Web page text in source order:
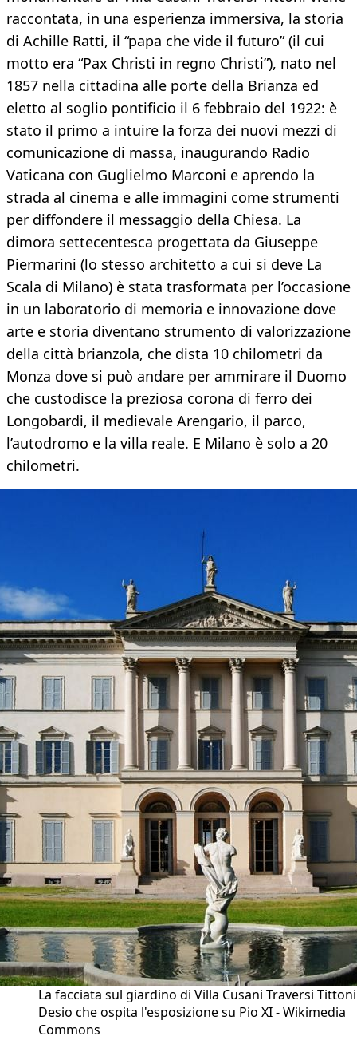
raccontata, in una esperienza immersiva, la storia
di Achille Ratti, il “papa che vide il futuro” (il cui
motto era “Pax Christi in regno Christi”), nato nel
1857 nella cittadina alle porte della Brianza ed
eletto al soglio pontificio il 6 febbraio del 1922: è
stato il primo a intuire la forza dei nuovi mezzi di
comunicazione di massa, inaugurando Radio
Vaticana con Guglielmo Marconi e aprendo la
strada al cinema e alle immagini come strumenti
per diffondere il messaggio della Chiesa. La
dimora settecentesca progettata da Giuseppe
Piermarini (lo stesso architetto a cui si deve La
Scala di Milano) è stata trasformata per l’occasione
in un laboratorio di memoria e innovazione dove
arte e storia diventano strumento di valorizzazione
della città brianzola, che dista 10 chilometri da
Monza dove si può andare per ammirare il Duomo
che custodisce la preziosa corona di ferro dei
Longobardi, il medievale Arengario, il parco,
l’autodromo e la villa reale. E Milano è solo a 20
chilometri.
La facciata sul giardino di Villa Cusani Traversi
Desio che ospita l'esposizione su Pio XI - Wikimedia
Commons